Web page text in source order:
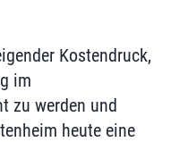
Kostendruck,
im
zu werden und
heute eine